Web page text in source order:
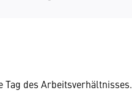
des Arbeitsverhältnisses.